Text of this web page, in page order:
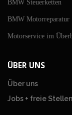
BMW Steuerketten
BMW Motorreparatur
Motorservice im
ÜBER UNS
Über uns
Jobs + freie Stellen